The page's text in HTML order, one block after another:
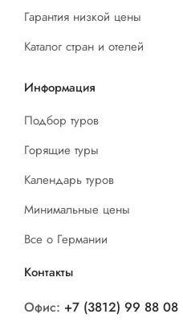
Гарантия низкой цены
Каталог стран и отелей
Информация
Подбор туров
Горящие туры
Календарь туров
Минимальные цены
Все о Германии
Контакты
Офис: +7 (3812) 99 88 08